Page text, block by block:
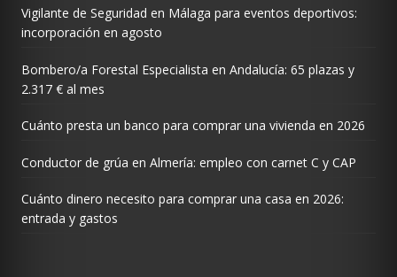
Vigilante de Seguridad en Málaga para eventos deportivos:
incorporación en agosto
Bombero/a Forestal Especialista en Andalucía: 65 plazas y
2.317 € al mes
Cuánto presta un banco para comprar una vivienda en 2026
Conductor de grúa en Almería: empleo con carnet C y CAP
Cuánto dinero necesito para comprar una casa en 2026:
entrada y gastos